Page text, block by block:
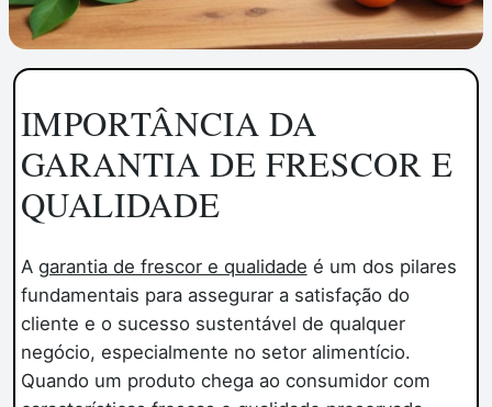
IMPORTÂNCIA DA
GARANTIA DE FRESCOR E
QUALIDADE
A garantia de frescor e qualidade é um dos pilares
fundamentais para assegurar a satisfação do
cliente e o sucesso sustentável de qualquer
negócio, especialmente no setor alimentício.
Quando um produto chega ao consumidor com